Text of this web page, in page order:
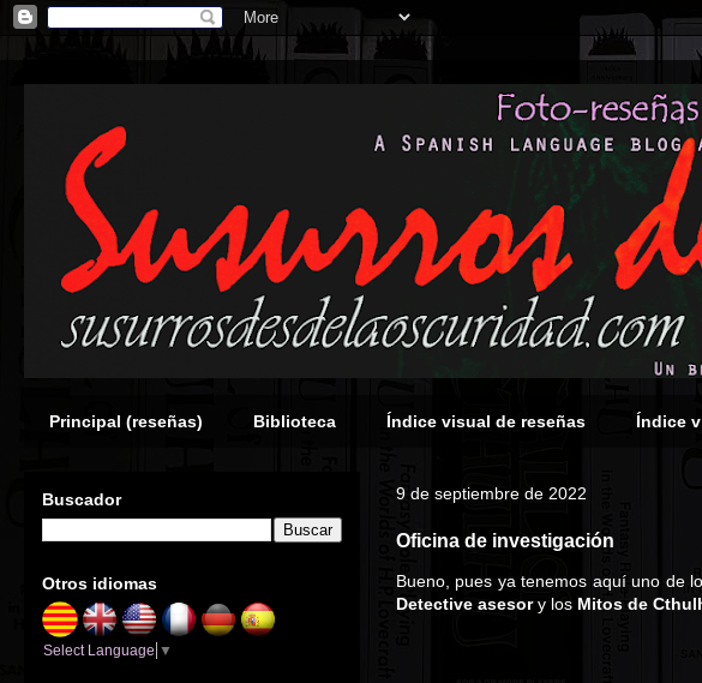
Principal (reseñas) Biblioteca Índice visual de reseñas Índice
9 de septiembre de 2022
Oficina de investigación
Bueno, pues ya tenemos aquí uno de
Detective asesory los Mitos de
Buscador
Otros idiomas
Select Language ▼